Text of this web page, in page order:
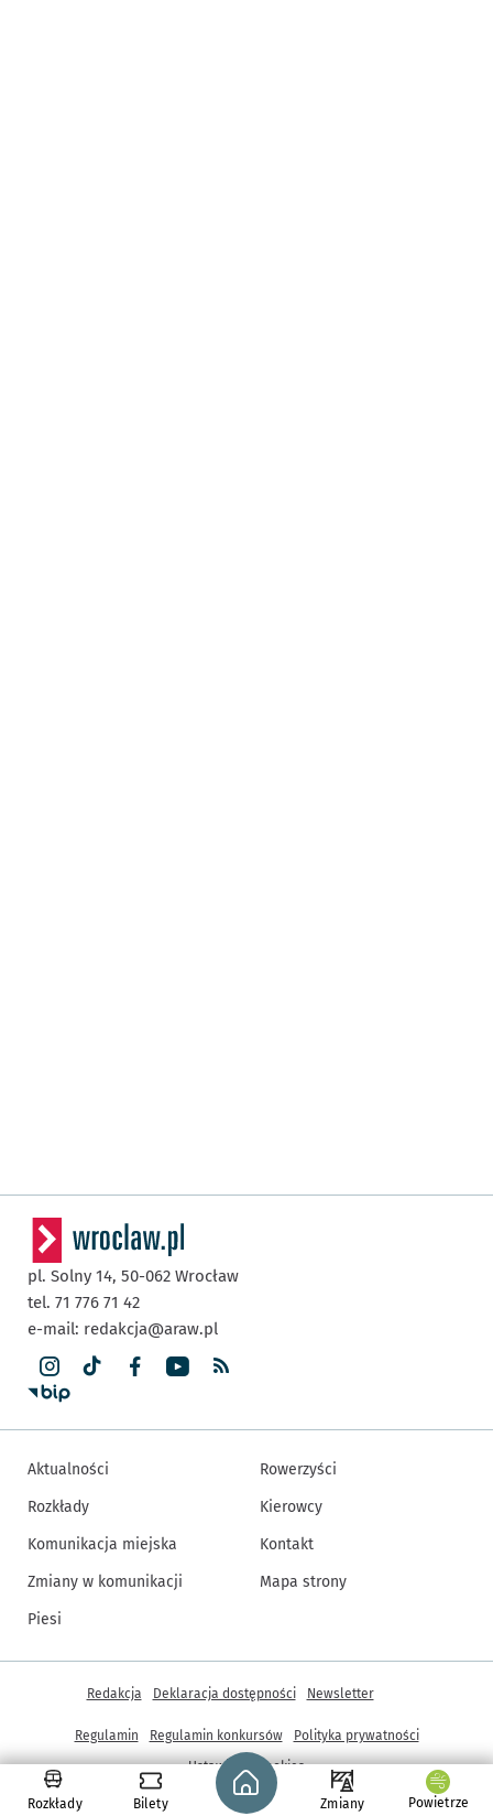
Rozkłady Bilety
Strona główna - wroclaw.pl
Zmiany Powietrze
pl. Solny 14, 50-062 Wrocław
tel. 71 776 71 42
e-mail: redakcja@araw.pl
Aktualności
Rozkłady
Komunikacja miejska
Zmiany w komunikacji
Piesi
Rowerzyści
Kierowcy
Kontakt
Mapa strony
© Copyright 2005-2026, ARAW S.A., Gmina Wrocław
Inne informacje
Redakcja Deklaracja dostępności Newsletter
Regulamin Regulamin konkursów
Polityka prywatności
Ustawienia cookies